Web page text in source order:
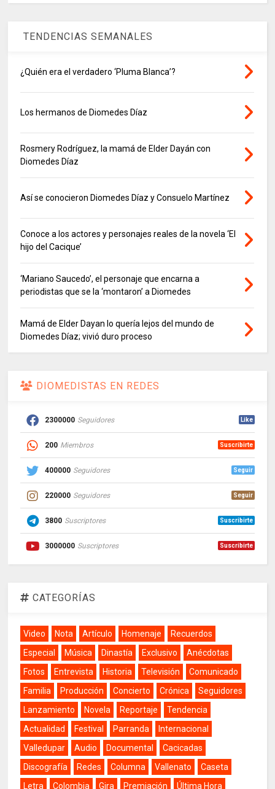
TENDENCIAS SEMANALES
¿Quién era el verdadero ‘Pluma Blanca’?
Los hermanos de Diomedes Díaz
Rosmery Rodríguez, la mamá de Elder Dayán con
Diomedes Díaz
Así se conocieron Diomedes Díaz y Consuelo Martínez
Conoce a los actores y personajes reales de la novela ‘El
hijo del Cacique’
‘Mariano Saucedo’, el personaje que encarna a
periodistas que se la ‘montaron’ a Diomedes
Mamá de Elder Dayan lo quería lejos del mundo de
Diomedes Díaz; vivió duro proceso
DIOMEDISTAS EN REDES
2300000 Seguidores Like
200 Miembros Suscribirte
400000 Seguidores Seguir
220000 Seguidores Seguir
3800 Suscriptores Suscribirte
3000000 Suscriptores Suscribirte
CATEGORÍAS
Video Nota Artículo Homenaje
Recuerdos
Especial
Música Dinastía Exclusivo
Anécdotas
Fotos
Entrevista Historia Televisión
Comunicado
Familia
Producción Concierto Crónica
Seguidores
Lanzamiento
Novela Reportaje
Tendencia
Actualidad
Festival Parranda
Internacional
Valledupar
Audio Documental
Cacicadas
Discografía
Redes Columna Vallenato
Caseta
Letra
Colombia Gira Premiación Última Hora